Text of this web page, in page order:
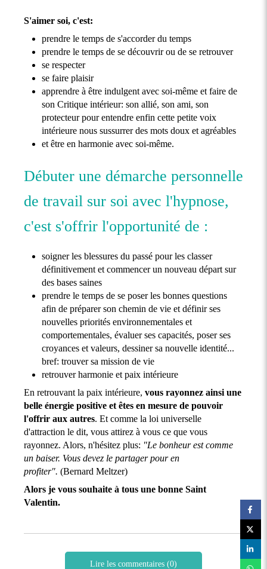
S'aimer soi, c'est:
prendre le temps de s'accorder du temps
prendre le temps de se découvrir ou de se retrouver
se respecter
se faire plaisir
apprendre à être indulgent avec soi-même et faire de
son Critique intérieur: son allié, son ami, son
protecteur pour entendre enfin cette petite voix
intérieure nous sussurrer des mots doux et agréables
et être en harmonie avec soi-même.
Débuter une démarche personnelle
de travail sur soi avec l'hypnose,
c'est s'offrir l'opportunité de :
soigner les blessures du passé pour les classer
définitivement et commencer un nouveau départ sur
des bases saines
prendre le temps de se poser les bonnes questions
afin de préparer son chemin de vie et définir ses
nouvelles priorités environnementales et
comportementales, évaluer ses capacités, poser ses
croyances et valeurs, dessiner sa nouvelle identité...
bref: trouver sa mission de vie
retrouver harmonie et paix intérieure
En retrouvant la paix intérieure, vous rayonnez ainsi une
belle énergie positive et êtes en mesure de pouvoir
l'offrir aux autres. Et comme la loi universelle
d'attraction le dit, vous attirez à vous ce que vous
rayonnez. Alors, n'hésitez plus: "Le bonheur est comme
un baiser. Vous devez le partager pour en
profiter". (Bernard Meltzer)
Alors je vous souhaite à tous une bonne Saint
Valentin.
Lire les commentaires (0)